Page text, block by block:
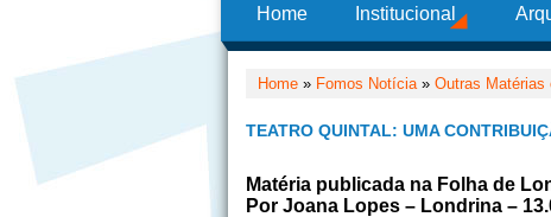
Home Institucional
Home » Fomos Notícia» Outras Matérias
TEATRO QUINTAL: UMA
Matéria publicada na Folha de
Por Joana Lopes – Londrina –